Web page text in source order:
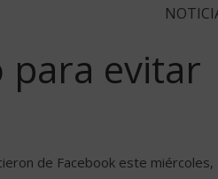
para evitar
de Facebook este miércoles,